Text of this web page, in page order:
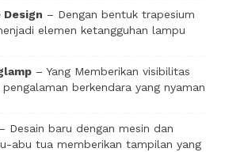
– Dengan bentuk trapesium
elemen ketangguhan lampu
– Yang Memberikan visibilitas
berkendara yang nyaman
– Desain baru dengan mesin dan
abu tua memberikan tampilan yang